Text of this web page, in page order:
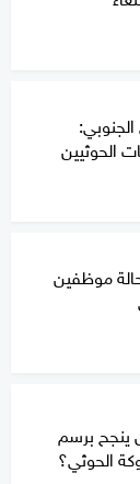
الحوثيين
موظفين
ينجح برسم
الحوثي؟